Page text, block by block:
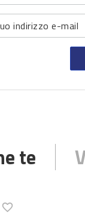
indirizzo e-mail
te